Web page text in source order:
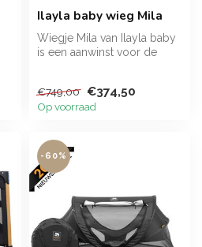
Ilayla baby wieg Mila
Wiegje Mila van Ilayla baby
is een aanwinst voor de
€749,00 €374,50
Op voorraad
-60%